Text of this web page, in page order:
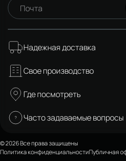
Почта
Надежная доставка
Свое производство
Где посмотреть
Часто задаваемые вопросы
© 2026 Все права защищены
Политика конфиденциальностиПубличная